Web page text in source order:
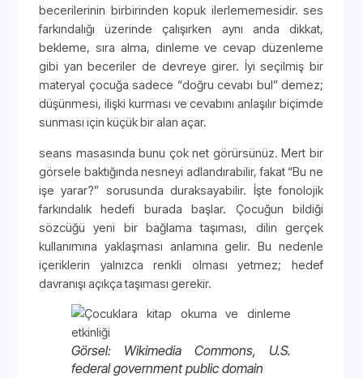
becerilerinin birbirinden kopuk ilerlememesidir. ses
farkındalığı üzerinde çalışırken aynı anda dikkat,
bekleme, sıra alma, dinleme ve cevap düzenleme
gibi yan beceriler de devreye girer. İyi seçilmiş bir
materyal çocuğa sadece “doğru cevabı bul” demez;
düşünmesi, ilişki kurması ve cevabını anlaşılır biçimde
sunması için küçük bir alan açar.
seans masasında bunu çok net görürsünüz. Mert bir
görsele baktığında nesneyi adlandırabilir, fakat “Bu ne
işe yarar?” sorusunda duraksayabilir. İşte fonolojik
farkındalık hedefi burada başlar. Çocuğun bildiği
sözcüğü yeni bir bağlama taşıması, dilin gerçek
kullanımına yaklaşması anlamına gelir. Bu nedenle
içeriklerin yalnızca renkli olması yetmez; hedef
davranışı açıkça taşıması gerekir.
Görsel: Wikimedia Commons, U.S.
federal government public domain